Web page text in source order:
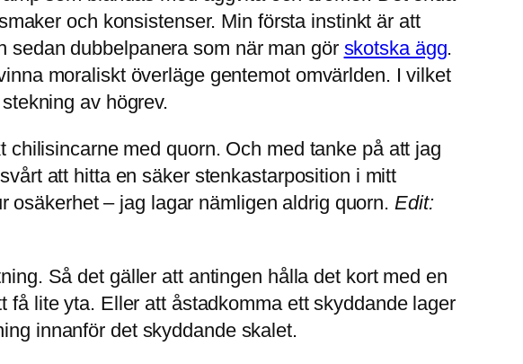
och konsistenser. Min första instinkt är att
sedan dubbelpanera som när man gör skotska ägg.
moraliskt överläge gentemot omvärlden. I vilket
av högrev.
med quorn. Och med tanke på att jag
att hitta en säker stenkastarposition i mitt
osäkerhet – jag lagar nämligen aldrig quorn. Edit:
Så det gäller att antingen hålla det kort med en
få lite yta. Eller att åstadkomma ett skyddande lager
innanför det skyddande skalet.